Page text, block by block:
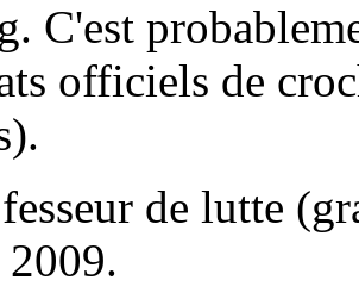
C'est
officiels de
de lutte